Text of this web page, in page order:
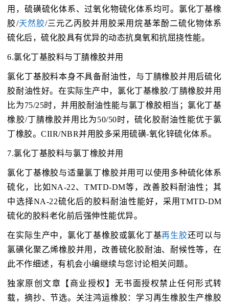
用，硫磺硫化体系、过氧化物硫化体系均可。氯化丁基橡
胶/天然胶/三元乙丙胶并用胶采用烷基苯酚二硫化物体系
硫化后，硫化胶具有优异的动态抗臭氧和抗屈挠性能。
6.氯化丁基胶料与丁腈橡胶并用
氯化丁基胶料本身不具备耐油性，与丁腈橡胶并用后硫化
胶耐油性好。在实际生产中，氯化丁基橡胶/丁腈橡胶并用
比为75/25时，并用胶耐油性能与氯丁橡胶相当；氯化丁基
橡胶/丁腈橡胶并用比为50/50时，硫化胶耐油性能优于氯
丁橡胶。CIIR/NBR并用胶多采用硫磺-氧化锌硫化体系。
7.氯化丁基胶料与氯丁橡胶并用
氯化丁基橡胶与适量氯丁橡胶并用可以使用多种硫化体系
硫化，比如NA-22、TMTD-DM等，改善胶料耐油性；其
中选择NA-22硫化后的胶料耐油性能好，采用TMTD-DM
硫化的胶料老化前后强伸性能优异。
在实际生产中，氯化丁基橡胶或氯化丁基再生胶还可以与
氯磺化聚乙烯橡胶并用，改善硫化胶耐油、耐候性等，在
此不作细述，有机会小编继续与您讨论相关问题。
独家原创文章【商业授权】无书面授权禁止任何形式转
载，摘抄、节选。关注鸿运橡胶：学习再生橡胶生产橡胶